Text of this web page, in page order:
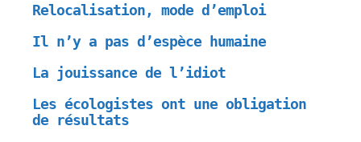
Relocalisation, mode d’emploi
Il n’y a pas d’espèce humaine
La jouissance de l’idiot
Les écologistes ont une obligation
de résultats